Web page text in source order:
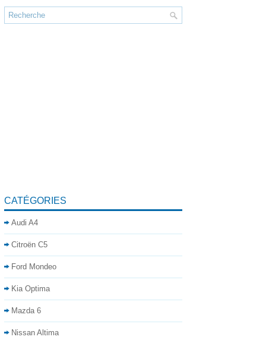
CATÉGORIES
Audi A4
Citroën C5
Ford Mondeo
Kia Optima
Mazda 6
Nissan Altima